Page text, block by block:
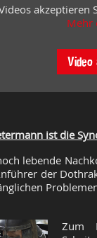
akzeptieren
Mehr
Video
ist die
lebende
der
Zum